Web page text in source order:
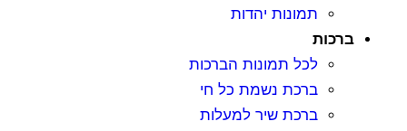
תמונות יהדות
לכל תמונות הברכות
ברכת נשמת כל חי
ברכת שיר למעלות